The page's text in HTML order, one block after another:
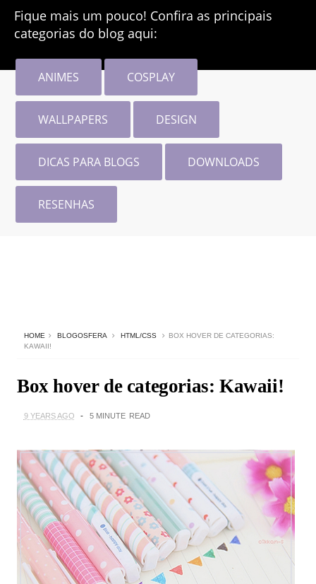
Fique mais um pouco! Confira as principais
categorias do blog aqui:
ANIMES COSPLAY
WALLPAPERS DESIGN
DICAS PARA BLOGS DOWNLOADS
RESENHAS
HOME BLOGOSFERA HTML/CSS
BOX HOVER DE CATEGORIAS:
KAWAII!
Box hover de categorias: Kawaii!
9 YEARS AGO 5 MINUTE READ